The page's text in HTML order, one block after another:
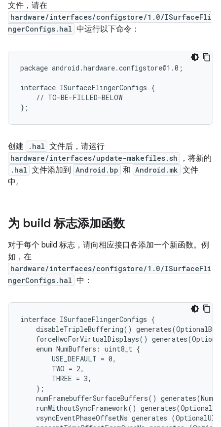
文件，请在
hardware/interfaces/configstore/1.0/ISurfaceFli
ngerConfigs.hal 中运行以下命令：
package android.hardware.configstore@1.0;
interface ISurfaceFlingerConfigs {
    // TO-BE-FILLED-BELOW
创建 .hal 文件后，请运行
hardware/interfaces/update-makefiles.sh ，将新的
.hal 文件添加到 Android.bp 和 Android.mk 文件
中。
为 build 标志添加函数
对于每个 build 标志，请向相应接口各添加一个新函数。例
如，在
hardware/interfaces/configstore/1.0/ISurfaceFli
ngerConfigs.hal 中：
interface ISurfaceFlingerConfigs {
disableTripleBuffering()
forceHwcForVirtualDisplays()
    enum NumBuffers: uint8_t {
        USE_DEFAULT = 0,
        TWO = 2,
        THREE = 3,
    };
numFramebufferSurfaceBuffers()
runWithoutSyncFramework()
vsyncEventPhaseOffsetNs generates